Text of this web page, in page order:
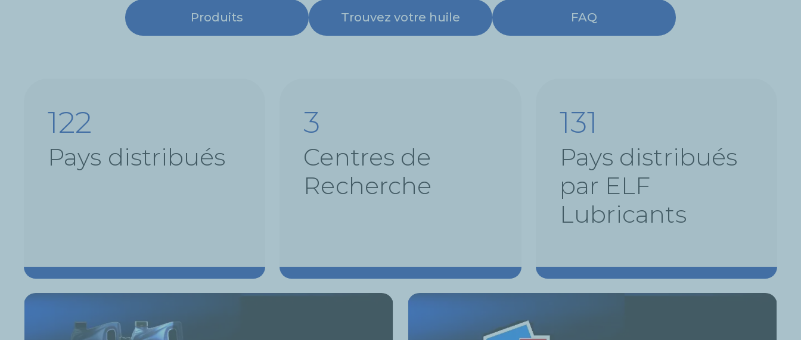
Produits Trouvez votre huile FAQ
122
Pays distribués
3
Centres de
Recherche
160
Pays distribués
par ELF
Lubricants